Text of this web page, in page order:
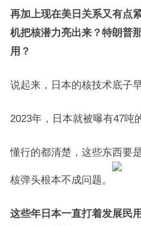
再加上现在美日关系又有点
机把核潜力亮出来？特朗普
用？
说起来，日本的核技术底子
2023年，日本就被曝有47吨
懂行的都清楚，这些东西要
核弹头根本不成问题。
这些年日本一直打着发展民